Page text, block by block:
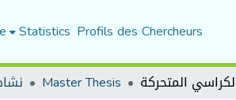
Statistics Profils des Chercheurs
Master Thesis